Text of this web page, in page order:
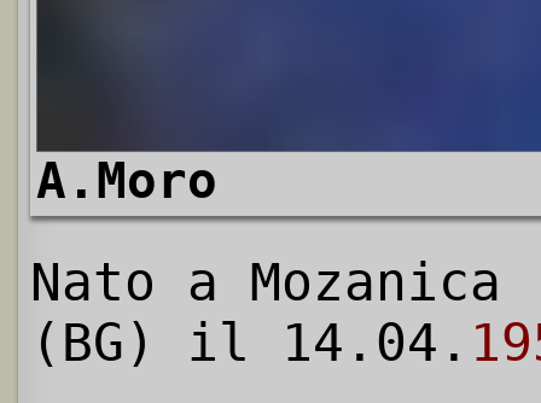
A.Moro
Nato a Mozanica
(BG) il 14.04.